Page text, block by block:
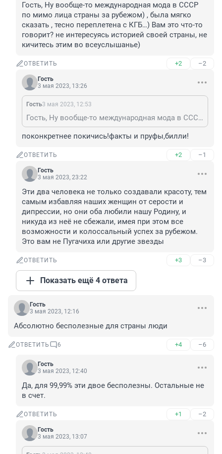
Гость, Ну вообще-то международная мода в СССР
по мимо лица страны за рубежом) , была мягко
сказать , тесно переплетена с КГБ…) Вам это что-то
говорит? не интересуясь историей своей страны, не
кичитесь этим во всеуслышанье)
ОТВЕТИТЬ +2 –2
Гость
3 мая 2023, 13:26
Гость3 мая 2023, 12:53
Гость, Ну вообще-то международная мода в СССР по мимо лица страны за рубежом) , была мягко сказать , тесно переплетена с КГБ…) Вам это что-то говорит? не интересуясь историей своей страны, не кичитесь этим во всеуслышанье)
поконкретнее покичись!факты и пруфы,билли!
ОТВЕТИТЬ +2 –1
Гость
3 мая 2023, 23:22
Эти два человека не только создавали красоту, тем
самым избавляя наших женщин от серости и
дипрессии, но они оба любили нашу Родину, и
никуда из неё не сбежали, имея при этом все
возможности и колоссальный успех за рубежом.
Это вам не Пугачиха или другие звезды
ОТВЕТИТЬ +3 –3
Показать ещё 4 ответа
Гость
3 мая 2023, 12:16
Абсолютно бесполезные для страны люди
ОТВЕТИТЬ 6 +4 –6
Гость
3 мая 2023, 12:40
Да, для 99,99% эти двое бесполезны. Остальные не
в счет.
ОТВЕТИТЬ +1 –2
Гость
3 мая 2023, 13:07